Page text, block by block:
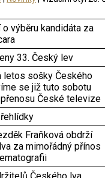
o výběru kandidáta za
33. Český lev
letos sošky Českého
se již tuto sobotu
České televize
Fraňková obdrží
za mimořádný přínos